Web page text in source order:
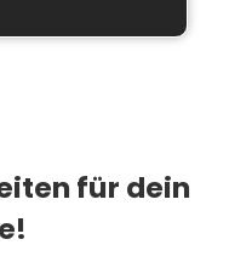
für dein